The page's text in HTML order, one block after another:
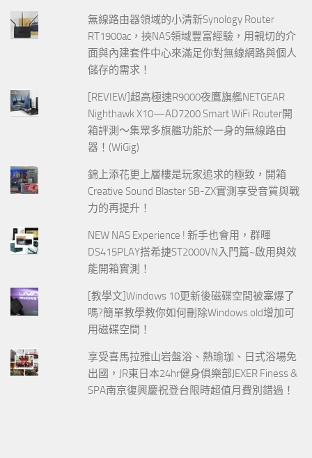
無線路由器領域的小清新Synology Router
RT1900ac，挾NAS領域豐富經驗，用親切的介
面與內建套件中心來滿足你對無線網路與個人
儲存的需求！
[REVIEW]超高極速R9000夜鷹旗艦NETGEAR
Nighthawk X10—AD7200 Smart WiFi Router開
箱評測～集眾多旗艦功能於一身的無線路由
器！(WiGig)
錦上添花更上層樓是玩家追求的極致，開箱
Creative Sound Blaster SB-ZX實測享受音質與戰
力的再提升！
NEW NAS Experience ! 新手也會用，群暉
DS415PLAY搭希捷ST2000VN入門篇~啟用與效
能開箱實測！
[教學文]Windows 10更新後磁碟空間被塞爆了
嗎?簡單教學教你如何刪除Windows.old增加可
用磁碟空間！
享受喜馬拉雅山岩盤浴、熱瑜珈、日式浴場免
出國，JR東日本24hr健身俱樂部JEXER Finess &
SPA南京復興慶祝登台限時超值月費別錯過！